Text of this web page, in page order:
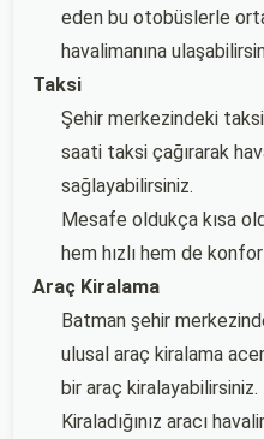
eden bu otobüslerle
havalimanına
Taksi
Şehir merkezindeki
saati taksi çağırarak
sağlayabilirsiniz.
Mesafe oldukça kısa
hem hızlı hem de
Araç Kiralama
Batman şehir
ulusal araç kiralama
bir araç kiralayabilirsiniz.
Kiraladığınız aracı